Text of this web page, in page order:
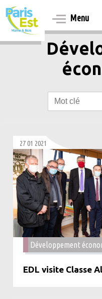
Aller
au
contenu
principal
Menu
27 01 2021
Développement
EDL visite Classe